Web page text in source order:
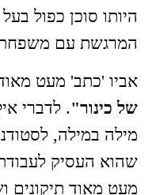
היותו סוכן כפול
המרגשת עם
אביו 'כתב' מעט
של כינור". לדברי
מילה במילה,
שהוא העסיק
מעט מאוד תיקונים